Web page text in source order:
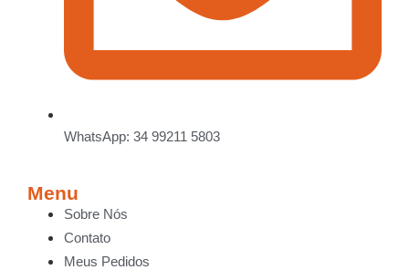
WhatsApp: 34 99211 5803
Menu
Sobre Nós
Contato
Meus Pedidos